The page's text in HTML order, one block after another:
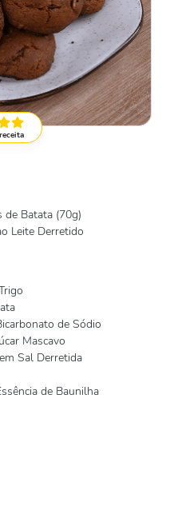
de Batata (70g)
Leite Derretido
de Sódio
Mascavo
Sal Derretida
de Baunilha